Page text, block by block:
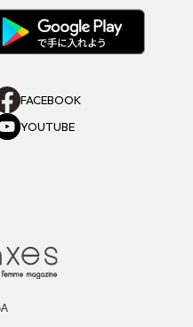
FACEBOOK
YOUTUBE